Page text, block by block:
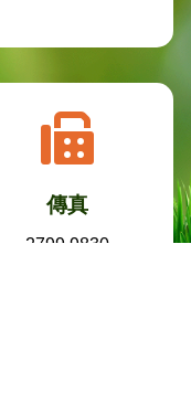
傳真
2799 9830